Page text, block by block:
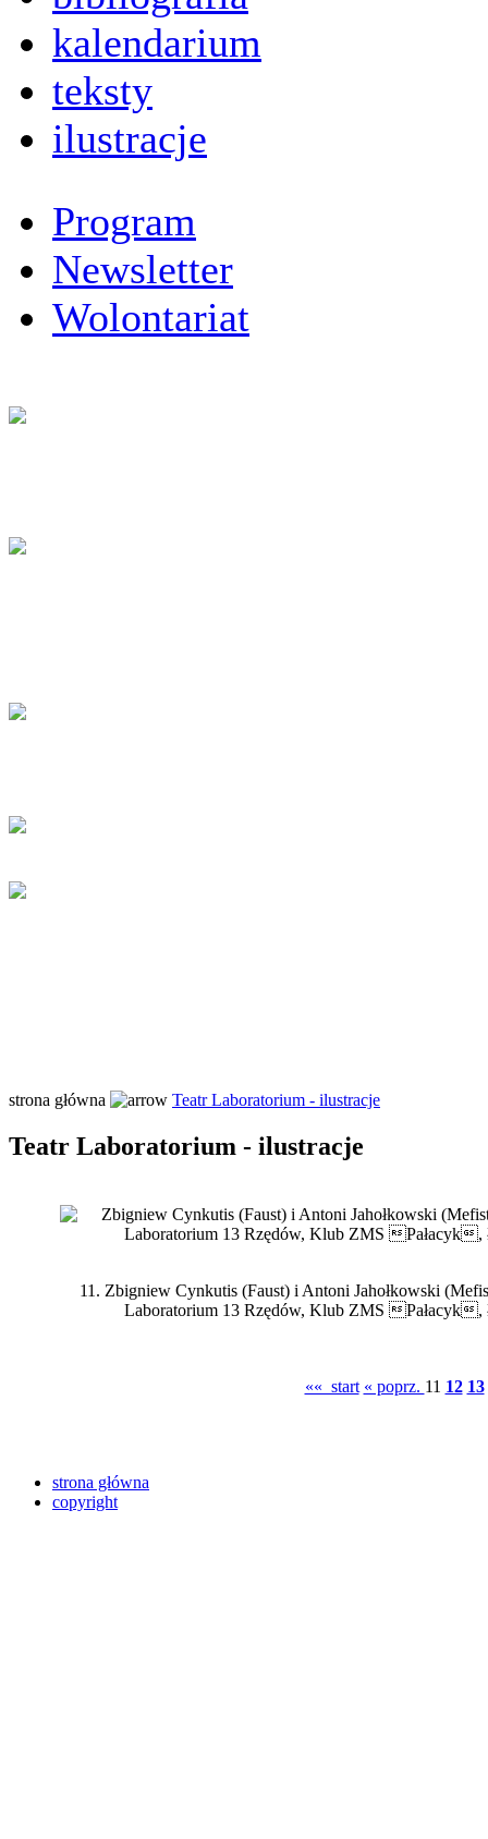
kalendarium
teksty
ilustracje
Program
Newsletter
Wolontariat
strona główna Teatr Laboratorium - ilustracje
Teatr Laboratorium - ilustracje
11. Zbigniew Cynkutis (Faust) i Antoni Jahołkowski
Laboratorium 13 Rzędów, Klub ZMS Pałacyk,
«« start « poprz. 11 12 13
strona główna
copyright